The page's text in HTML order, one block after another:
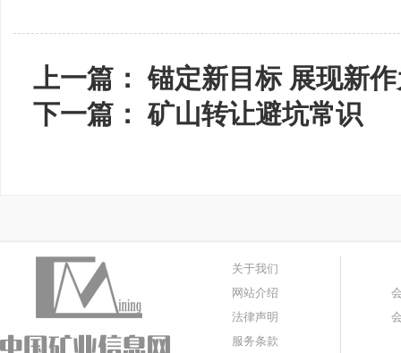
上一篇：锚定新目标 展现新
下一篇：矿山转让避坑常识
关于我们
网站介绍
法律声明
服务条款